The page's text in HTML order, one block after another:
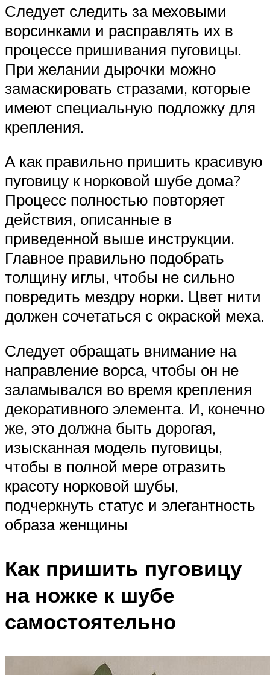
Следует следить за меховыми
ворсинками и расправлять их в
процессе пришивания пуговицы.
При желании дырочки можно
замаскировать стразами, которые
имеют специальную подложку для
крепления.
А как правильно пришить красивую
пуговицу к норковой шубе дома?
Процесс полностью повторяет
действия, описанные в
приведенной выше инструкции.
Главное правильно подобрать
толщину иглы, чтобы не сильно
повредить мездру норки. Цвет нити
должен сочетаться с окраской меха.
Следует обращать внимание на
направление ворса, чтобы он не
заламывался во время крепления
декоративного элемента. И, конечно
же, это должна быть дорогая,
изысканная модель пуговицы,
чтобы в полной мере отразить
красоту норковой шубы,
подчеркнуть статус и элегантность
образа женщины
Как пришить пуговицу
на ножке к шубе
самостоятельно